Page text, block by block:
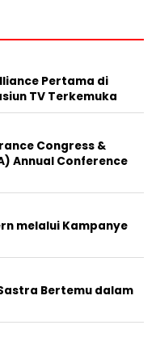
Pertama di
TV Terkemuka
Congress &
Annual Conference
melalui Kampanye
Bertemu dalam